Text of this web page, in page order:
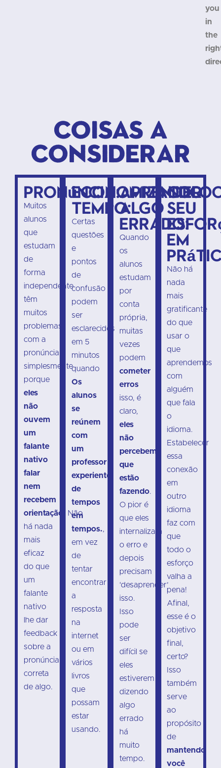
you
in
the
Coisas a
considerar
Pronúncia:
Muitos
alunos
que
estudam
de
forma
independente
têm
muitos
problemas
com a
pronúncia
simplesmente
porque
eles
não
ouvem
um
falante
nativo
falar
nem
recebem
orientação.
Não
há nada
mais
eficaz
do que
um
falante
nativo
lhe dar
feedback
sobre a
pronúncia
correta
de algo.
Economizando
tempo:
Certas
questões
e
pontos
de
confusão
podem
ser
esclarecidos
em 5
minutos
quando
Os
alunos
se
reúnem
com
um
professor
experiente
de
tempos
em
tempos.,
em vez
de
tentar
encontrar
a
resposta
na
internet
ou em
vários
livros
que
possam
estar
usando.
Aprender
algo
errado:
Quando
os
alunos
estudam
por
conta
própria,
muitas
vezes
podem
cometer
erros
isso, é
claro,
eles
não
percebem
que
estão
fazendo.
O pior é
que eles
internalizam
o erro e
depois
precisam
‘desaprender’
isso.
Isso
pode
ser
difícil se
eles
estiverem
dizendo
algo
errado
há
muito
tempo.
seu
em
Não há
nada
mais
gratificante
do que
usar o
que
aprendemos
com
alguém
que fala
o
idioma.
Estabelecer
essa
conexão
em
outro
idioma
faz com
que
todo o
esforço
valha a
pena!
Afinal,
esse é o
objetivo
final,
certo?
Isso
também
serve
ao
propósito
de
mantendo
você